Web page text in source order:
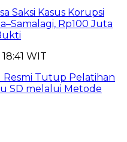
Saksi Kasus Korupsi
Rp100 Juta
WIT
Tutup Pelatihan
SD melalui Metode